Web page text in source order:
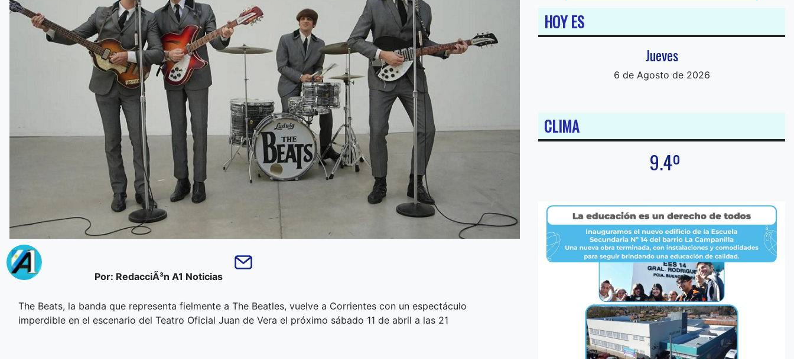
Por: RedacciÃ³n A1 Noticias
The Beats, la banda que representa fielmente a The Beatles, vuelve a Corrientes con un espectáculo
imperdible en el escenario del Teatro Oficial Juan de Vera el próximo sábado 11 de abril a las 21
HOY ES
Jueves
6 de Agosto de 2026
CLIMA
9.4º